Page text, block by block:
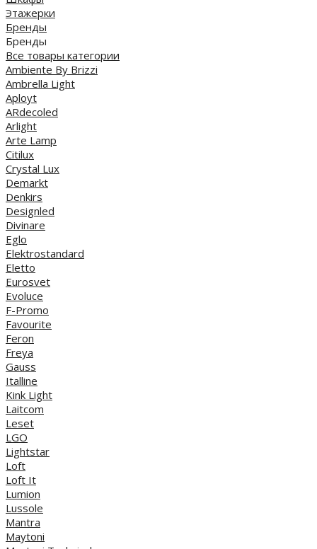
Этажерки
Бренды
Бренды
Все товары категории
Ambiente By Brizzi
Ambrella Light
Aployt
ARdecoled
Arlight
Arte Lamp
Citilux
Crystal Lux
Demarkt
Denkirs
Designled
Divinare
Eglo
Elektrostandard
Eletto
Eurosvet
Evoluce
F-Promo
Favourite
Feron
Freya
Gauss
Italline
Kink Light
Laitcom
Leset
LGO
Lightstar
Loft
Loft It
Lumion
Lussole
Mantra
Maytoni